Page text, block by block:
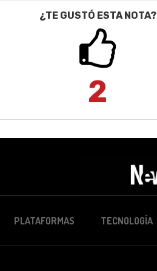
¿TE GUSTÓ ESTA NOTA?
2
PLATAFORMAS TECNOLOGÍA